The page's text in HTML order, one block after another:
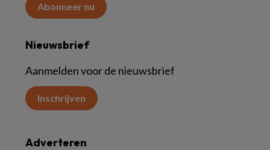
Abonneer nu
Nieuwsbrief
Aanmelden voor de nieuwsbrief
Inschrijven
Adverteren